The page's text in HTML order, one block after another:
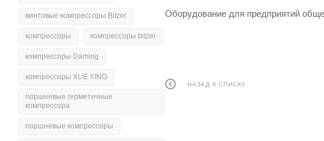
Оборудование для предприятий
НАЗАД К СПИСКУ
винтовые компрессоры Bitzer
компрессоры компрессоры bitzer
компрессоры Daming
компрессоры XUE YING
поршневые герметичные
компрессора
поршневые компрессоры